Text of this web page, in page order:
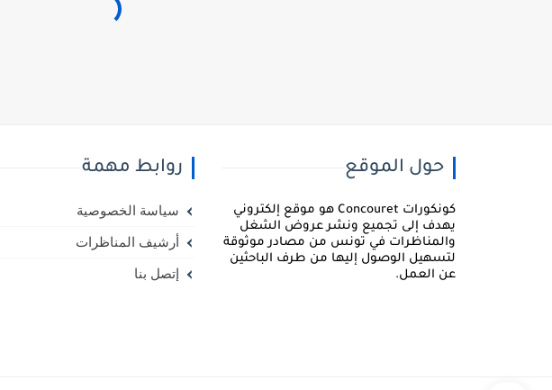
حول الموقع
كونكورات Concouret هو موقع إلكتروني
يهدف إلى تجميع ونشر عروض الشغل
والمناظرات في تونس من مصادر موثوقة
لتسهيل الوصول إليها من طرف الباحثين
عن العمل.
روابط مهمة
سياسة الخصوصية
أرشيف المناظرات
إتصل بنا